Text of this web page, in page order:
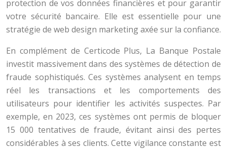
protection de vos données financières et pour garantir
votre sécurité bancaire. Elle est essentielle pour une
stratégie de web design marketing axée sur la confiance.
En complément de Certicode Plus, La Banque Postale
investit massivement dans des systèmes de détection de
fraude sophistiqués. Ces systèmes analysent en temps
réel les transactions et les comportements des
utilisateurs pour identifier les activités suspectes. Par
exemple, en 2023, ces systèmes ont permis de bloquer
15 000 tentatives de fraude, évitant ainsi des pertes
considérables à ses clients. Cette vigilance constante est